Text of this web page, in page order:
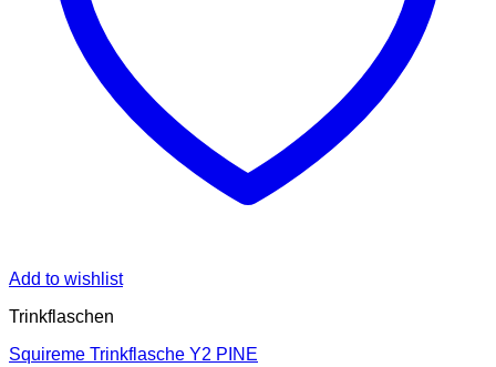
Add to wishlist
Trinkflaschen
Squireme Trinkflasche Y2 PINE